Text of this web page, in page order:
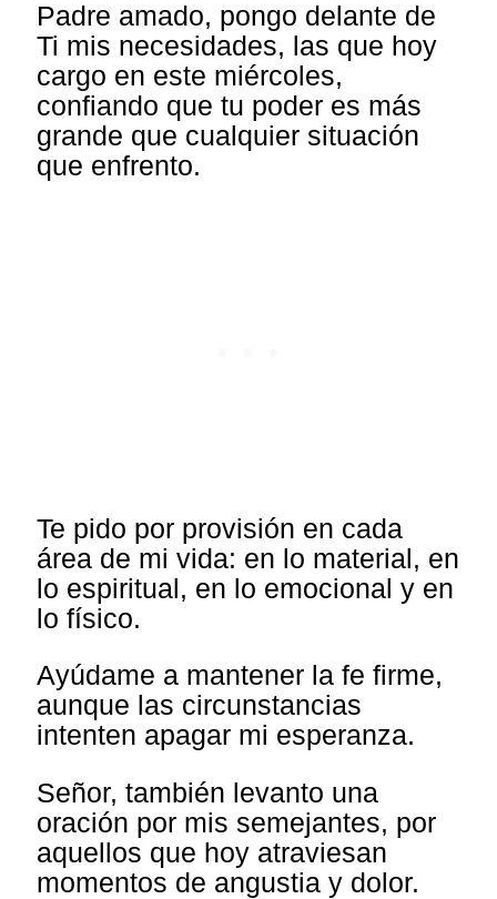
Padre amado, pongo delante de
Ti mis necesidades, las que hoy
cargo en este miércoles,
confiando que tu poder es más
grande que cualquier situación
que enfrento.
Te pido por provisión en cada
área de mi vida: en lo material, en
lo espiritual, en lo emocional y en
lo físico.
Ayúdame a mantener la fe firme,
aunque las circunstancias
intenten apagar mi esperanza.
Señor, también levanto una
oración por mis semejantes, por
aquellos que hoy atraviesan
momentos de angustia y dolor.